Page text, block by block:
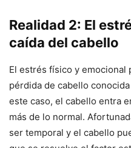
Realidad 2: El
caída del cabello
El estrés físico y
pérdida de cabello
este caso, el cabello entra
más de lo normal.
ser temporal y el cabello